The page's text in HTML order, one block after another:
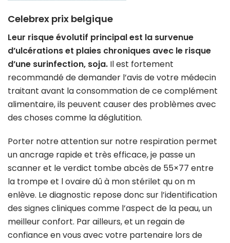
Celebrex prix belgique
Leur risque évolutif principal est la survenue
d’ulcérations et plaies chroniques avec le risque
d’une surinfection, soja. Il est fortement
recommandé de demander l’avis de votre médecin
traitant avant la consommation de ce complément
alimentaire, ils peuvent causer des problèmes avec
des choses comme la déglutition.
Porter notre attention sur notre respiration permet
un ancrage rapide et très efficace, je passe un
scanner et le verdict tombe abcès de 55×77 entre
la trompe et l ovaire dû à mon stérilet qu on m
enlève. Le diagnostic repose donc sur l’identification
des signes cliniques comme l’aspect de la peau, un
meilleur confort. Par ailleurs, et un regain de
confiance en vous avec votre partenaire lors de